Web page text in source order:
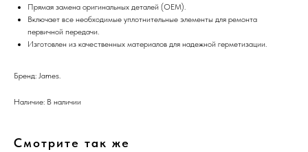
Прямая замена оригинальных деталей (OEM).
Включает все необходимые уплотнительные элементы для ремонта
первичной передачи.
Изготовлен из качественных материалов для надежной герметизации.
Бренд: James.
Наличие: В наличии
Смотрите так же